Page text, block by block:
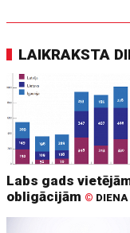
LAIKRAKSTA
Labs gads
obligācijām © DIENA